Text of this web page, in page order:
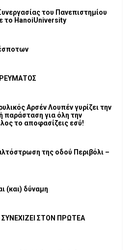
του Πανεπιστημίου
το HanoiUniversity
Αρσέν Λουπέν γυρίζει την
παράσταση για όλη την
το τέλος το αποφασίζεις εσύ!
της οδού Περιβόλι –
(και) δύναμη
ΣΤΟΝ ΠΡΩΤΕΑ